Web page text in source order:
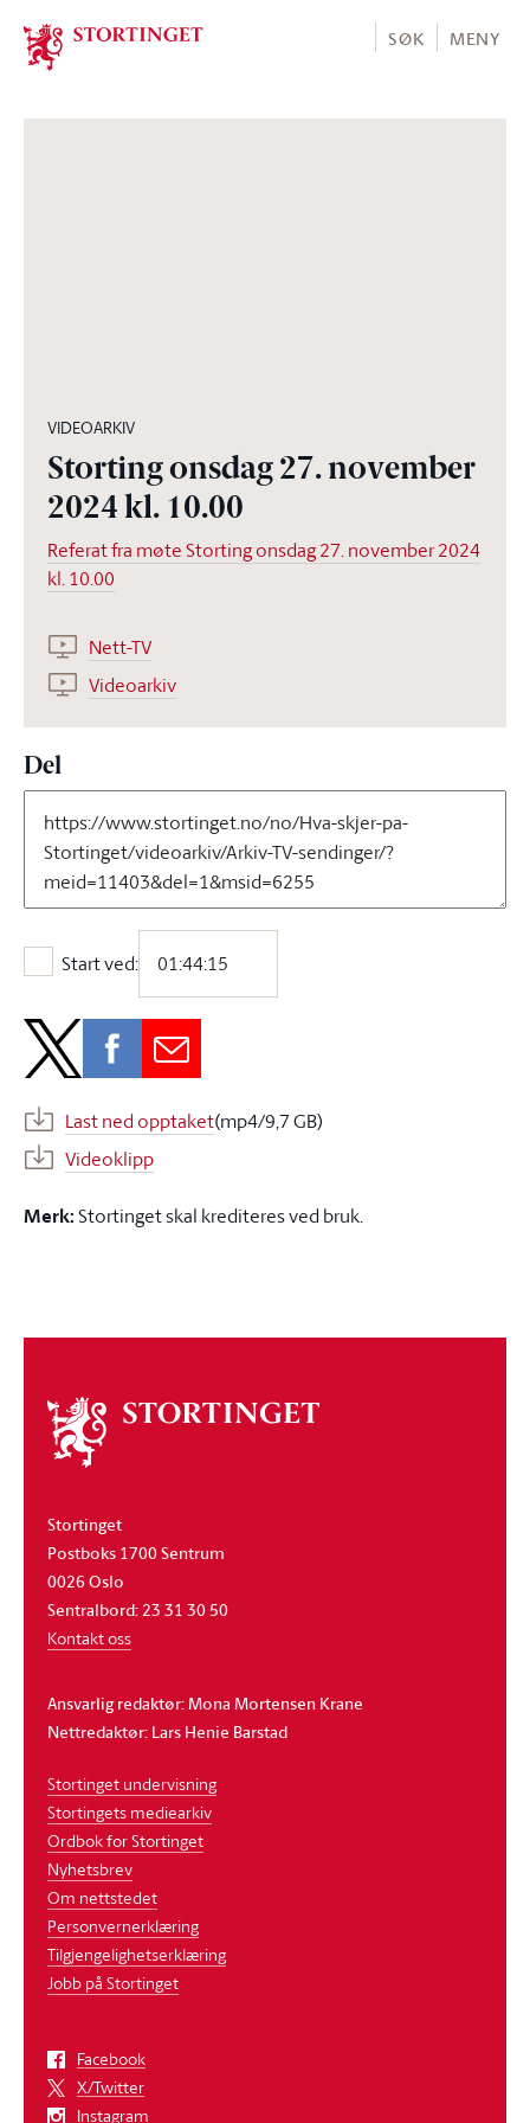
Stortinget.no
SØK MENY
VIDEOARKIV
Storting onsdag 27. november
2024 kl. 10.00
Referat fra møte Storting onsdag 27. november 2024
kl. 10.00
Nett-TV
Videoarkiv
Del
Start ved:
Start ved:
Last ned opptaket(mp4/9,7 GB)
Videoklipp
Merk:Stortinget skal krediteres ved bruk.
Om
stortinget
Stortinget
Postboks 1700 Sentrum
0026 Oslo
Sentralbord: 23 31 30 50
Kontakt oss
Ansvarlig redaktør: Mona Mortensen Krane
Nettredaktør: Lars Henie Barstad
Stortinget undervisning
Stortingets mediearkiv
Ordbok for Stortinget
Nyhetsbrev
Om nettstedet
Personvernerklæring
Tilgjengelighetserklæring
Jobb på Stortinget
Facebook
X/Twitter
Instagram